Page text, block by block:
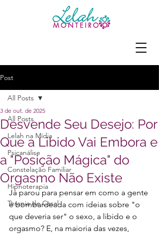
Post
All Posts
Lelah na Mídia
Psicanálise
Constelação Familiar
Hipnoterapia
Terapia de Casal
All Posts
Desvende Seu Desejo: Por
Que a Libido Vai Embora e
a "Posição Mágica" do
Orgasmo Não Existe
3 de out. de 2025
Já parou para pensar em como a gente
é bombardeada com ideias sobre "o
que deveria ser" o sexo, a libido e o
orgasmo? E, na maioria das vezes,